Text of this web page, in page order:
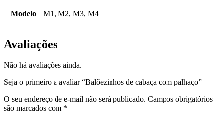
Modelo M1, M2, M3, M4
Avaliações
Não há avaliações ainda.
Seja o primeiro a avaliar “Balõezinhos de cabaça com palhaço”
O seu endereço de e-mail não será publicado. Campos obrigatórios
são marcados com *